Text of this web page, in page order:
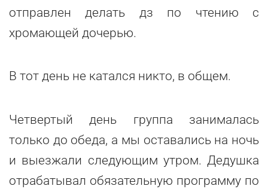
отправлен делать дз по чтению с
хромающей дочерью.
В тот день не катался никто, в общем.
Четвертый день группа занималась
только до обеда, а мы оставались на ночь
и выезжали следующим утром. Дедушка
отрабатывал обязательную программу по